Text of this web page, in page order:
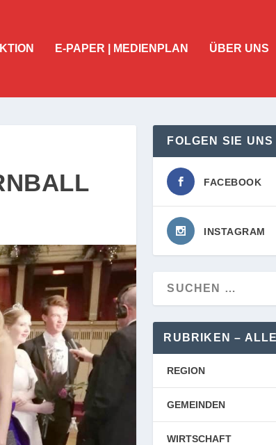
E-PAPER | MEDIENPLAN ÜBER UNS
FOLGEN SIE UNS
FACEBOOK
INSTAGRAM
RUBRIKEN –
REGION
GEMEINDEN
WIRTSCHAFT